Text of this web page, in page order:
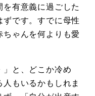
有意義に過ごした
です。すでに母性
ゃんを何よりも愛
と、どこか冷め
もいるかもしれま